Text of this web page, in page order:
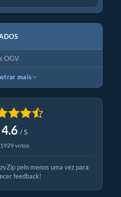
OGV
mais
4.6 / 5
1929 votos
pelo menos uma vez para
feedback!